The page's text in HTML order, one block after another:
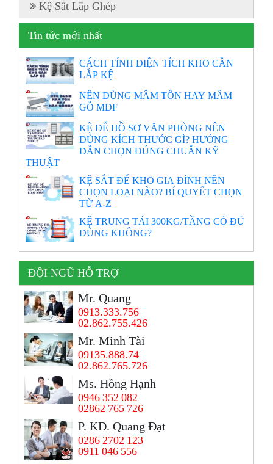
Kệ Sắt Lắp Ghép
Tin tức mới nhất
CÁCH TÍNH DIỆN TÍCH KHO CẦN
LẮP KỆ
NÊN DÙNG MÂM TÔN HAY MÂM
GỖ MDF
KỆ ĐỂ HỒ SƠ VĂN PHÒNG NÊN
DÙNG KÍCH THƯỚC GÌ? HƯỚNG
DẪN CHỌN ĐÚNG CHUẨN KỸ
THUẬT
KỆ SẮT ĐỂ KHO GIA ĐÌNH NÊN
CHỌN LOẠI NÀO? BÍ QUYẾT CHỌN
TỪ A-Z
KỆ TRUNG TẢI 300KG/TẦNG CÓ ĐỦ
DÙNG KHÔNG?
ĐỘI NGŨ HỖ TRỢ
Mr. Quang
0913.333.756
02.862.755.426
Mr. Minh Tài
09135.888.74
02.862.765.726
Ms. Hồng Hạnh
0946 352 082
02862 765 726
P. KD. Quang Đạt
0286 2702 123
0911 046 556